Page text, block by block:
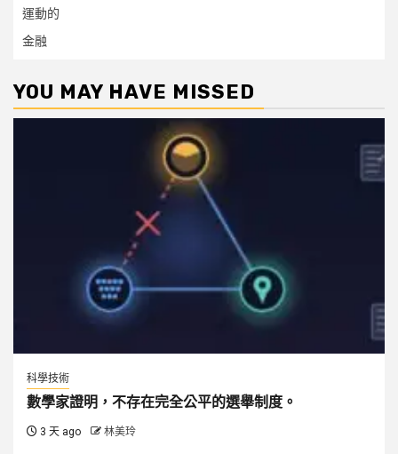
運動的
金融
YOU MAY HAVE MISSED
科學技術
數學家證明，不存在完全公平的選舉制度。
3 天 ago 林美玲